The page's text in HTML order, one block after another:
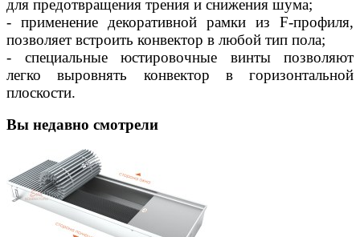
для предотвращения трения и снижения шума;
- применение декоративной рамки из F-профиля,
позволяет встроить конвектор в любой тип пола;
- специальные юстировочные винты позволяют
легко выровнять конвектор в горизонтальной
плоскости.
Вы недавно смотрели